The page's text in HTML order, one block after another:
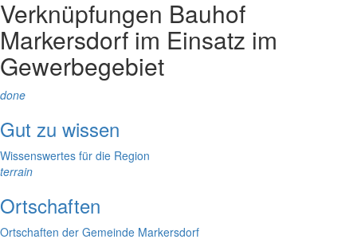
Verknüpfungen Bauhof
Markersdorf im Einsatz im
Gewerbegebiet
done
Gut zu wissen
Wissenswertes für die Region
terrain
Ortschaften
Ortschaften der Gemeinde Markersdorf